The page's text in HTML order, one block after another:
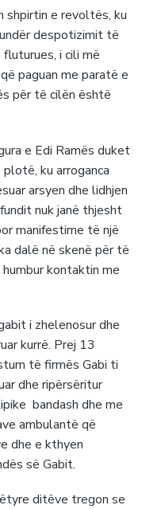
e revoltës, ku
despotizimit të
i cili më
paguan me paratë e
për të cilën është
e Edi Ramës duket
ku arroganca
arsyen dhe lidhjen
nuk janë thjesht
manifestime të një
dalë në skenë për të
kontaktin me
i zhelenosur dhe
kurrë. Prej 13
të firmës Gabi ti
dhe ripërsëritur
bandash dhe me
ambulantë që
dhe e kthyen
së Gabit.
ditëve tregon se